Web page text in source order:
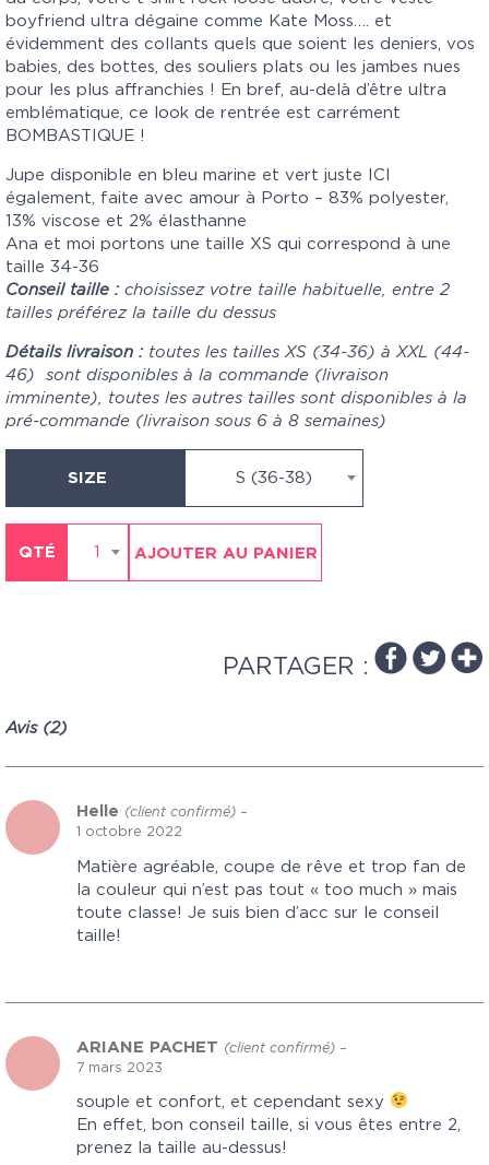
boyfriend ultra dégaine comme Kate Moss…. et
évidemment des collants quels que soient les deniers, vos
babies, des bottes, des souliers plats ou les jambes nues
pour les plus affranchies ! En bref, au-delà d’être ultra
emblématique, ce look de rentrée est carrément
BOMBASTIQUE !
Jupe disponible en bleu marine et vert juste
ICI
également, faite avec amour à Porto – 83% polyester,
13% viscose et 2% élasthanne
Ana et moi portons une taille XS qui correspond à une
taille 34-36
Conseil taille :choisissez votre taille habituelle, entre 2
tailles préférez la taille du dessus
Détails livraison :toutes les tailles XS (34-36) à XXL (44-
46) sont disponibles à la commande (livraison
imminente), toutes les autres tailles sont disponibles à la
pré-commande (livraison sous 6 à 8 semaines)
SIZE S (36-38)
QTÉ 1 AJOUTER AU PANIER
PARTAGER :
Avis (2)
Helle (client confirmé) –
1 octobre 2022
Matière agréable, coupe de rêve et trop fan de
la couleur qui n’est pas tout « too much » mais
toute classe! Je suis bien d’acc sur le conseil
taille!
ARIANE PACHET (client confirmé) –
7 mars 2023
souple et confort, et cependant sexy
En effet, bon conseil taille, si vous êtes entre 2,
prenez la taille au-dessus!